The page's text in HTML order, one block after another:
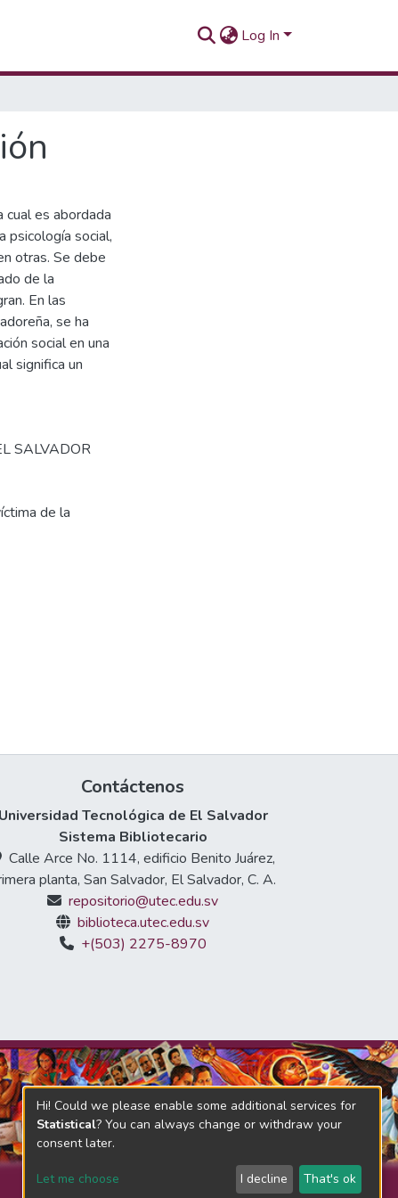
Log In
es abordada
psicología social,
otras. Se debe
de la
En las
se ha
social en una
significa un
SALVADOR
de la
Contáctenos
Universidad Tecnológica de El Salvador
Sistema Bibliotecario
Calle Arce No. 1114, edificio Benito Juárez,
planta, San Salvador, El Salvador, C. A.
repositorio@utec.edu.sv
biblioteca.utec.edu.sv
+(503) 2275-8970
Hi! Could we please enable some additional services for
Statistical? You can always change or withdraw your
consent later.
Let me choose I decline That's ok